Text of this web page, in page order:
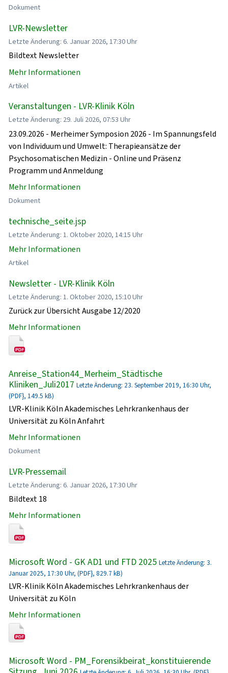
Dokument
LVR-Newsletter
Letzte Änderung: 6. Januar 2026, 17:30 Uhr
Bildtext Newsletter
Mehr Informationen
Artikel
Veranstaltungen - LVR-Klinik Köln
Letzte Änderung: 29. Juli 2026, 07:53 Uhr
23.09.2026 - Merheimer Symposion 2026 - Im Spannungsfeld
von Individuum und Umwelt: Therapieansätze der
Psychosomatischen Medizin - Online und Präsenz
Programm und Anmeldung
Mehr Informationen
Dokument
technische_seite.jsp
Letzte Änderung: 1. Oktober 2020, 14:15 Uhr
Mehr Informationen
Artikel
Newsletter - LVR-Klinik Köln
Letzte Änderung: 1. Oktober 2020, 15:10 Uhr
Zurück zur Übersicht Ausgabe 12/2020
Mehr Informationen
Anreise_Station44_Merheim_Städtische
Kliniken_Juli2017 Letzte Änderung: 23. September 2019, 16:30 Uhr,
(PDF}, 149.5 kB)
LVR-Klinik Köln Akademisches Lehrkrankenhaus der
Universität zu Köln Anfahrt
Mehr Informationen
Dokument
LVR-Pressemail
Letzte Änderung: 6. Januar 2026, 17:30 Uhr
Bildtext 18
Mehr Informationen
Microsoft Word - GK AD1 und FTD 2025 Letzte Änderung: 3.
Januar 2025, 17:30 Uhr, (PDF}, 829.7 kB)
LVR-Klinik Köln Akademisches Lehrkrankenhaus der
Universität zu Köln
Mehr Informationen
Microsoft Word - PM_Forensikbeirat_konstituierende